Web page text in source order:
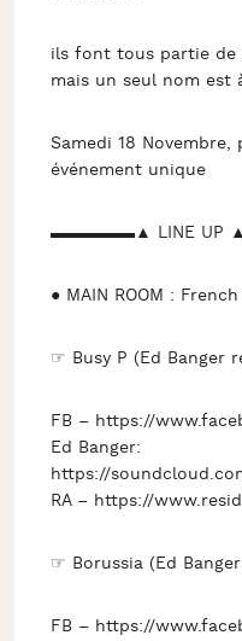
ils font tous partie de
mais un seul nom est
Samedi 18
événement unique
▬▬▬▬▬▲ LINE
● MAIN ROOM :
☞ Busy P (Ed Banger
FB – https://
Ed Banger:
https://
RA – https://
☞ Borussia (Ed
FB – https://